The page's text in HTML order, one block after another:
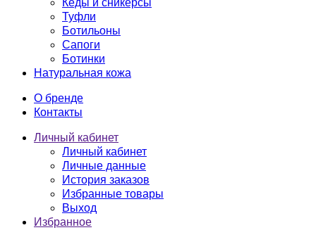
Кеды и сникерсы
Туфли
Ботильоны
Сапоги
Ботинки
Натуральная кожа
О бренде
Контакты
Личный кабинет
Личный кабинет
Личные данные
История заказов
Избранные товары
Выход
Избранное